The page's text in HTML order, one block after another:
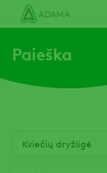
Pereiti
turinįPaieška